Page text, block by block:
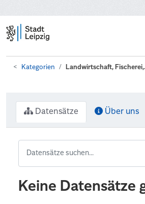
Kategorien Landwirtschaft,
Datensätze Über uns
Keine Datensätze